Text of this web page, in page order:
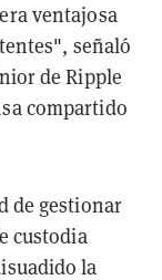
ventajosa
señaló
de Ripple
compartido
de gestionar
custodia
la